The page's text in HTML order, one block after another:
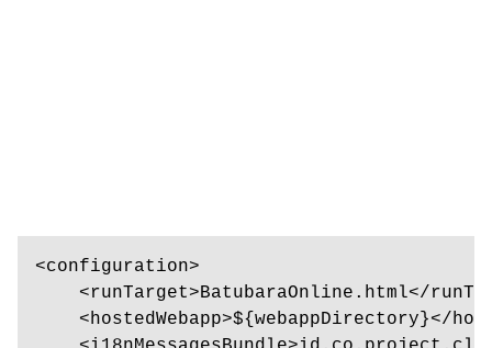
<configuration>
<runTarget>BatubaraOnline.html</
<hostedWebapp>${webappDirectory}</